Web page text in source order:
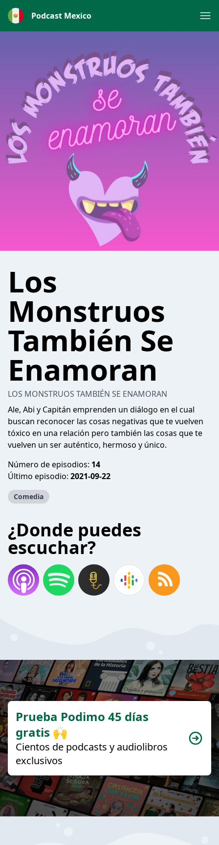
Podcast Mexico
Los
Monstruos
También Se
Enamoran
LOS MONSTRUOS TAMBIÉN SE ENAMORAN
Ale, Abi y Capitán emprenden un diálogo en el cual
buscan reconocer las cosas negativas que te vuelven
tóxico en una relación pero también las cosas que te
vuelven un ser auténtico, hermoso y único.
Número de episodios: 14
Último episodio: 2021-09-22
Comedia
¿Donde puedes
escuchar?
Prueba Podimo 45 días
gratis 🙌
Cientos de podcasts y audiolibros
exclusivos